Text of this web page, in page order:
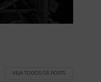
VEJA TODOS OS POSTS